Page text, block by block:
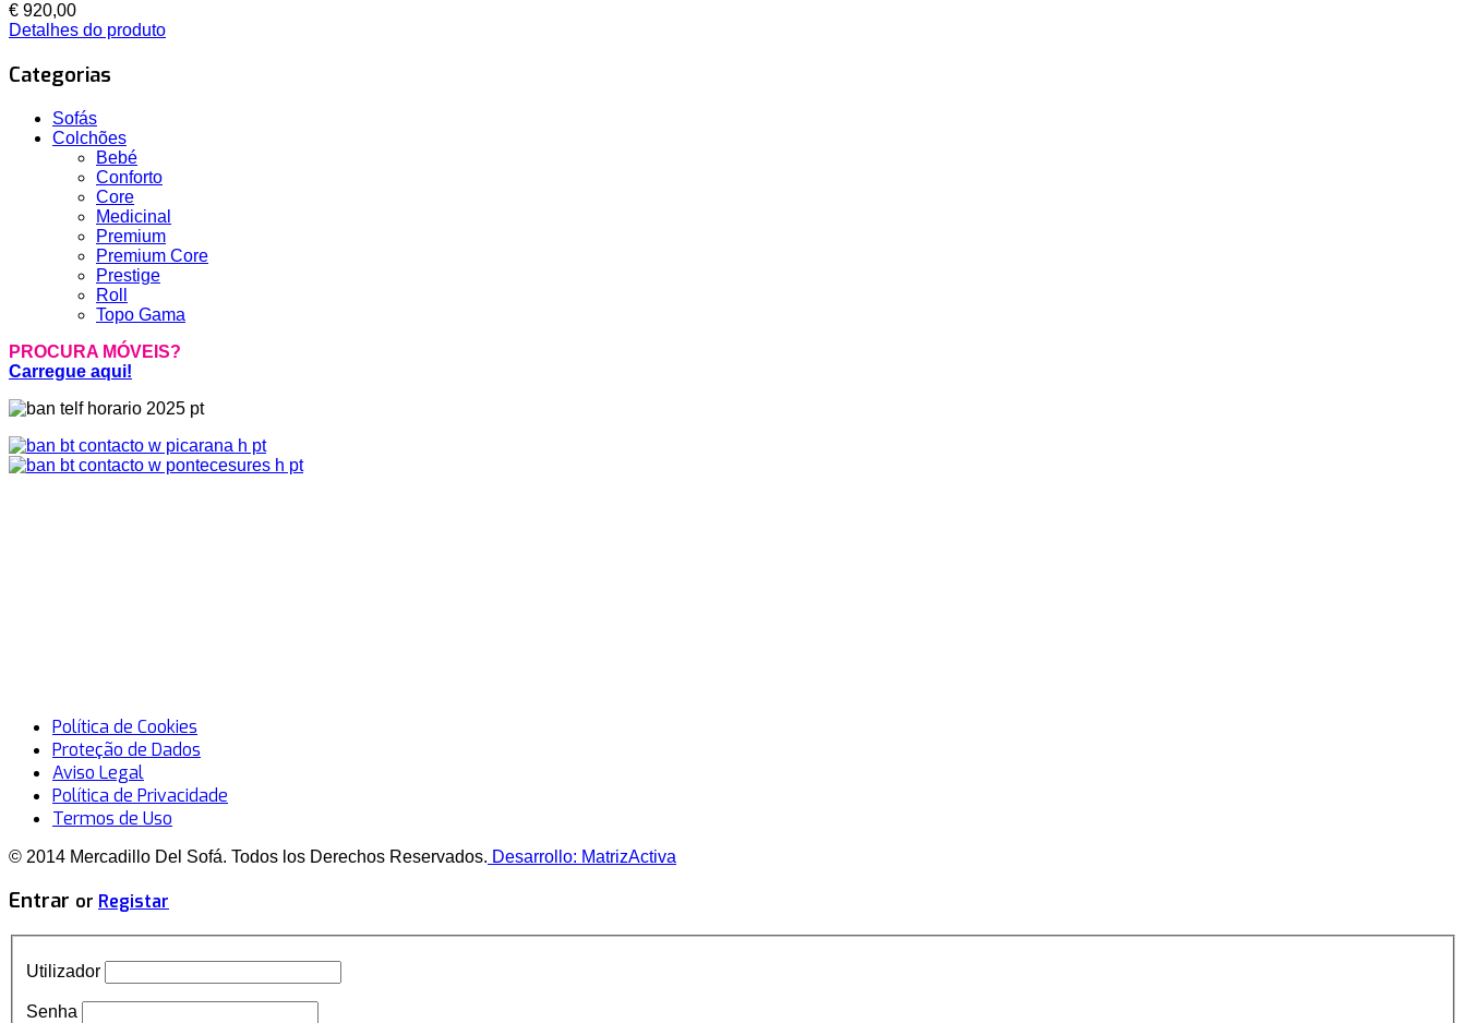
€ 920,00
Detalhes do produto
Categorias
Sofás
Colchões
Bebé
Conforto
Core
Medicinal
Premium
Premium Core
Prestige
Roll
Topo Gama
PROCURA MÓVEIS?
Carregue aqui!
Política de Cookies
Proteção de Dados
Aviso Legal
Política de Privacidade
Termos de Uso
© 2014 Mercadillo Del Sofá. Todos los Derechos Reservados. Desarrollo: MatrizActiva
Entrar or Registar
Utilizador
Senha